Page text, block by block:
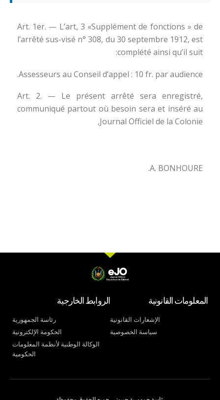
Art. 1er. — L’art, 3 «Supplément de fonctions » de
l’arrêté sus-visé n° 308, du 30 septembre 1912, est
complété ainsi qu’il suit:
Assesseurs au Conseil d’appel : 10 fr. par audience.
Art. 2. — Le présent arrêté sera enregistré,
communiqué partout où besoin sera et inséré au
Journal Officiel de la Colonie,
A. BONHOURE.
المعلومات القانونية
الإشعارات القانونية
سياسة الخصوصية
الروابط الخارجية
رئاسة الجمهورية
الحكومة الإلكترونية
الوكالة الوطنية لأنظمة المعلومات
الحكومية